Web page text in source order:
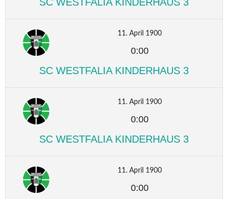
11. April 1900
0:00
SC WESTFALIA KINDERHAUS 3
11. April 1900
0:00
SC WESTFALIA KINDERHAUS 3
11. April 1900
0:00